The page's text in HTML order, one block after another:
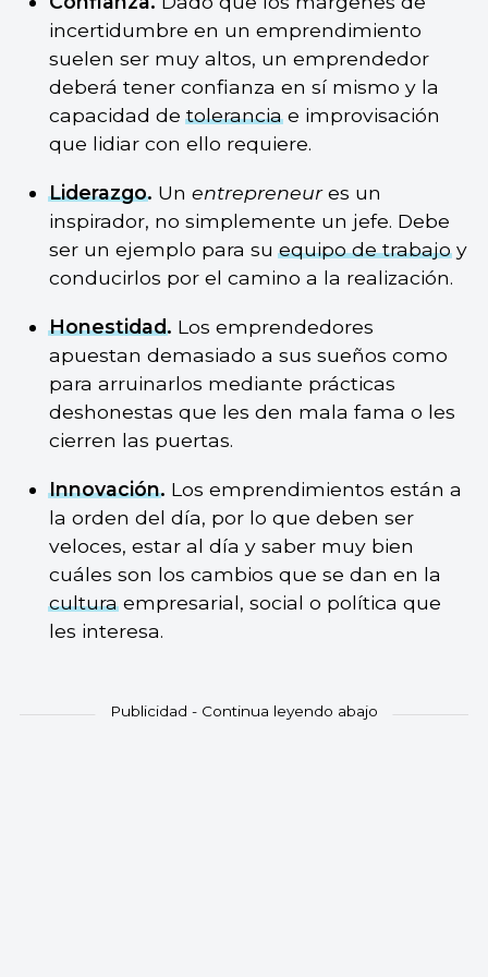
incertidumbre en un emprendimiento
suelen ser muy altos, un emprendedor
deberá tener confianza en sí mismo y la
capacidad detoleranciae improvisación
que lidiar con ello requiere.
Liderazgo. Un entrepreneures un
inspirador, no simplemente un jefe. Debe
ser un ejemplo para suequipo de trabajoy
conducirlos por el camino a la realización.
Honestidad. Los emprendedores
apuestan demasiado a sus sueños como
para arruinarlos mediante prácticas
deshonestas que les den mala fama o les
cierren las puertas.
Innovación. Los emprendimientos están a
la orden del día, por lo que deben ser
veloces, estar al día y saber muy bien
cuáles son los cambios que se dan en la
culturaempresarial, social o política que
les interesa.